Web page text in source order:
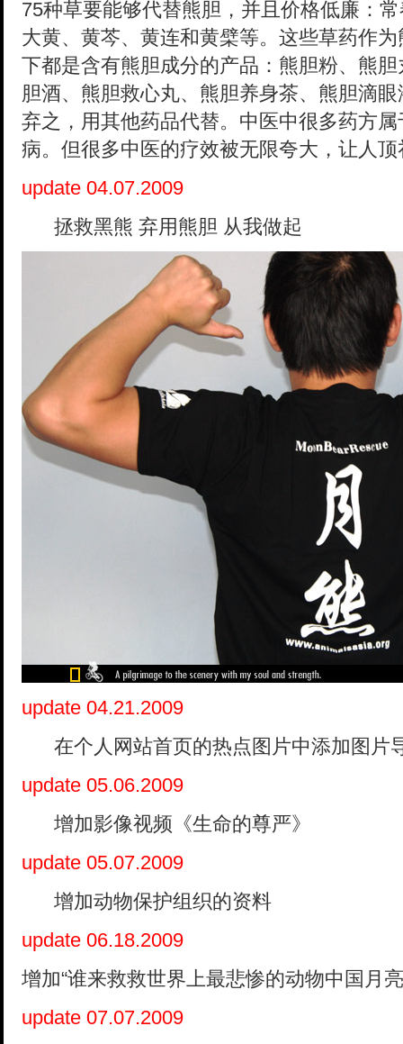
75种草要能够代替熊胆，并且价格低廉：
大黄、 黄芩、黄连和黄檗等。这些草药作
下都是含有熊胆成分的产品： 熊胆粉、熊
胆酒、熊胆救心丸、熊胆养身茶、熊胆滴
弃之，用其他药品代替。中医中很多药方
病。但很多中医的疗效被无限夸大，让人
update 04.07.2009
拯救黑熊 弃用熊胆 从我做起
update 04.21.2009
在个人网站首页的热点图片中添加图片
update 05.06.2009
增加影像视频《生命的尊严》
update 05.07.2009
增加动物保护组织的资料
update 06.18.2009
增加“谁来救救世界上最悲惨的动物中国月
update 07.07.2009